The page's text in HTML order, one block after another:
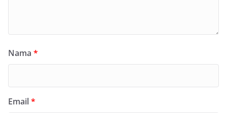
Nama *
Email*